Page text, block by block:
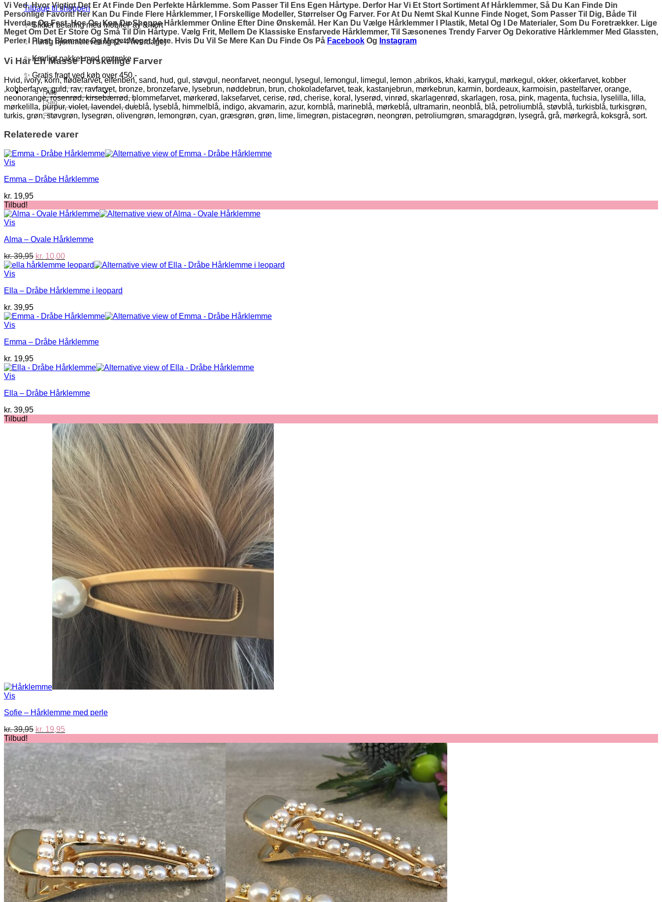
Tilbage til shoppen
✨ Sikker betaling med MobilePay & kort
✨ Hurtig hjemmelevering (2–4 hverdage)
✨ Kærligt pakket med omtanke
✨ Gratis fragt ved køb over 450,-
Søg
efter:
Vi Ved, Hvor Vigtigt Det Er At Finde Den Perfekte Hårklemme. Som Passer Til Ens Egen Hårtype. Derfor Har Vi Et Stort Sortiment Af Hårklemmer, Så Du Kan Finde Din
Personlige Favorit! Her Kan Du Finde Flere Hårklemmer, I Forskellige Modeller, Størrelser Og Farver. For At Du Nemt Skal Kunne Finde Noget, Som Passer Til Dig, Både Til
Hverdag Og Fest. Hos Os, Kan Du Shoppe Hårklemmer Online Efter Dine Ønskemål. Her Kan Du Vælge Hårklemmer I Plastik, Metal Og I De Materialer, Som Du Foretrækker. Lige
Meget Om Det Er Store Og Små Til Din Hårtype. Vælg Frit, Mellem De Klassiske Ensfarvede Hårklemmer, Til Sæsonenes Trendy Farver Og Dekorative Hårklemmer Med Glassten,
Perler I Plast, Blomster Og Meget Meget Mere. Hvis Du Vil Se Mere Kan Du Finde Os På Facebook Og Instagram
Vi Har En Masse Forskellige Farver
Hvid, ivory, korn, flødefarvet, elfenben, sand, hud, gul, støvgul, neonfarvet, neongul, lysegul, lemongul, limegul, lemon ,abrikos, khaki, karrygul, mørkegul, okker, okkerfarvet, kobber
,kobberfarve, guld, rav, ravfarvet, bronze, bronzefarve, lysebrun, nøddebrun, brun, chokoladefarvet, teak, kastanjebrun, mørkebrun, karmin, bordeaux, karmoisin, pastelfarver, orange,
neonorange, rosenrød, kirsebærrød, blommefarvet, mørkerød, laksefarvet, cerise, rød, cherise, koral, lyserød, vinrød, skarlagenrød, skarlagen, rosa, pink, magenta, fuchsia, lyselilla, lilla,
mørkelilla, purpur, violet, lavendel, dueblå, lyseblå, himmelblå, indigo, akvamarin, azur, kornblå, marineblå, mørkeblå, ultramarin, neonblå, blå, petroliumblå, støvblå, turkisblå, turkisgrøn,
turkis, grøn, støvgrøn, lysegrøn, olivengrøn, lemongrøn, cyan, græsgrøn, grøn, lime, limegrøn, pistacegrøn, neongrøn, petroliumgrøn, smaragdgrøn, lysegrå, grå, mørkegrå, koksgrå, sort.
Relaterede varer
Vis
Emma – Dråbe Hårklemme
kr. 19,95
Tilbud!
Vis
Alma – Ovale Hårklemme
kr.39,95 Den
oprindelige
kr. 39,95.
kr. 10,00Den
aktuelle
kr. 10,00.
Vis
Ella – Dråbe Hårklemme i leopard
kr. 39,95
Vis
Emma – Dråbe Hårklemme
kr. 19,95
Vis
Ella – Dråbe Hårklemme
kr. 39,95
Tilbud!
Vis
Sofie – Hårklemme med perle
kr.39,95 Den
kr. 39,95.
kr. 19,95
er:
kr. 19,95.
Tilbud!